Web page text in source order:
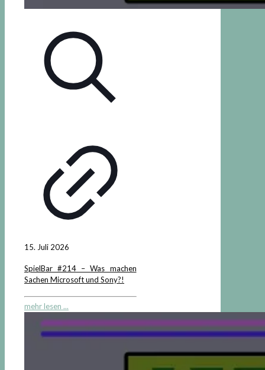
15. Juli 2026
SpielBar #214 – Was machen
Sachen Microsoft und Sony?!
mehr lesen ...